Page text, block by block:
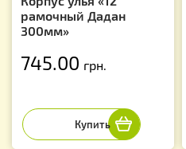
рамочный Дадан
300мм»
745.00 грн.